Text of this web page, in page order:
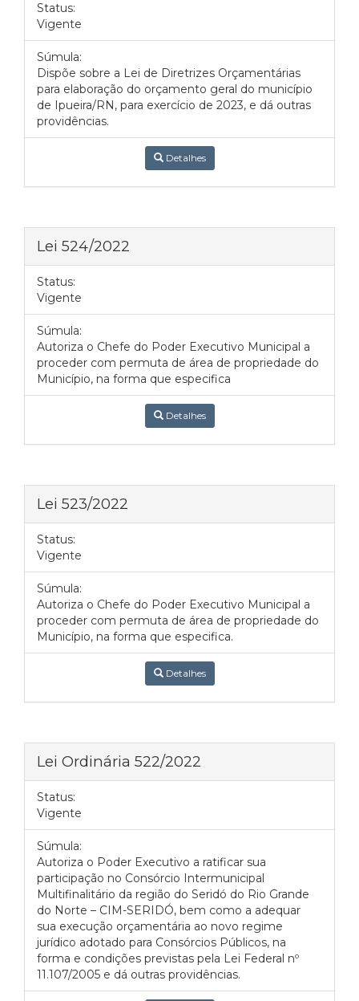
Status:
Vigente
Súmula:
Dispõe sobre a Lei de Diretrizes Orçamentárias
para elaboração do orçamento geral do município
de Ipueira/RN, para exercício de 2023, e dá outras
providências.
Detalhes
Lei 524/2022
Status:
Vigente
Súmula:
Autoriza o Chefe do Poder Executivo Municipal a
proceder com permuta de área de propriedade do
Município, na forma que especifica
Detalhes
Lei 523/2022
Status:
Vigente
Súmula:
Autoriza o Chefe do Poder Executivo Municipal a
proceder com permuta de área de propriedade do
Município, na forma que especifica.
Detalhes
Lei Ordinária 522/2022
Status:
Vigente
Súmula:
Autoriza o Poder Executivo a ratificar sua
participação no Consórcio Intermunicipal
Multifinalitário da região do Seridó do Rio Grande
do Norte – CIM-SERIDÓ, bem como a adequar
sua execução orçamentária ao novo regime
jurídico adotado para Consórcios Públicos, na
forma e condições previstas pela Lei Federal nº
11.107/2005 e dá outras providências.